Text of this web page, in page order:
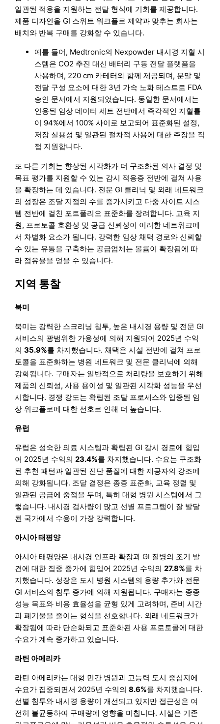
일관된 적용을 지원하는 전달 형식에 기회를 제공합니다.
제품 디자인을 GI 스위트 워크플로 제약과 맞추는 회사는
배치와 반복 구매를 강화할 수 있습니다.
예를 들어, Medtronic의 Nexpowder 내시경 지혈 시
스템은 CO2 추진 대신 배터리 구동 전달 플랫폼을
사용하며, 220 cm 카테터와 함께 제공되며, 분말 및
전달 구성 요소에 대한 3년 가속 노화 테스트로 FDA
승인 문서에서 지원되었습니다. 동일한 문서에서는
인용된 임상 데이터 세트 전반에서 즉각적인 지혈률
이 94%에서 100% 사이로 보고되어 표준화된 설정,
저장 실용성 및 일관된 절차적 사용에 대한 주장을 직
접 지원합니다.
또 다른 기회는 향상된 시각화가 더 구조화된 의사 결정 및
목표 평가를 지원할 수 있는 감시 적응증 전반에 걸쳐 사용
을 확장하는 데 있습니다. 전문 GI 클리닉 및 외래 네트워크
의 성장은 조달 지점의 수를 증가시키고 다중 사이트 시스
템 전반에 걸친 포트폴리오 표준화를 장려합니다. 교육 지
원, 프로토콜 호환성 및 공급 신뢰성이 이러한 네트워크에
서 차별화 요소가 됩니다. 강력한 임상 채택 경로와 신뢰할
수 있는 유통을 구축하는 공급업체는 볼륨이 확장됨에 따
라 점유율을 얻을 수 있습니다.
지역 통찰
북미
북미는 강력한 스크리닝 침투, 높은 내시경 용량 및 전문 GI
서비스의 광범위한 가용성에 의해 지원되어 2025년 수익
의35.9%를 차지했습니다. 채택은 시설 전반에 걸쳐 프로
토콜을 표준화하는 병원 네트워크 및 전문 클리닉에 의해
강화됩니다. 구매자는 일반적으로 처리량을 보호하기 위해
제품의 신뢰성, 사용 용이성 및 일관된 시각화 성능을 우선
시합니다. 경쟁 강도는 확립된 조달 프로세스와 입증된 임
상 워크플로에 대한 선호로 인해 더 높습니다.
유럽
유럽은 성숙한 의료 시스템과 확립된 GI 감시 경로에 힘입
어 2025년 수익의23.4%를 차지했습니다. 수요는 구조화
된 추천 패턴과 일관된 진단 품질에 대한 제공자의 강조에
의해 강화됩니다. 조달 결정은 종종 표준화, 교육 정렬 및
일관된 공급에 중점을 두며, 특히 대형 병원 시스템에서 그
렇습니다. 내시경 검사량이 많고 선별 프로그램이 잘 발달
된 국가에서 수용이 가장 강력합니다.
아시아 태평양
아시아 태평양은 내시경 인프라 확장과 GI 질병의 조기 발
견에 대한 집중 증가에 힘입어 2025년 수익의27.8%를 차
지했습니다. 성장은 도시 병원 시스템의 용량 추가와 전문
GI 서비스의 침투 증가에 의해 지원됩니다. 구매자는 종종
성능 목표와 비용 효율성을 균형 있게 고려하며, 준비 시간
과 폐기물을 줄이는 형식을 선호합니다. 외래 네트워크가
확장됨에 따라 단순화되고 표준화된 사용 프로토콜에 대한
수요가 계속 증가하고 있습니다.
라틴 아메리카
라틴 아메리카는 대형 민간 병원과 고능력 도시 중심지에
수요가 집중되면서 2025년 수익의8.6%를 차지했습니다.
선별 침투와 내시경 용량이 개선되고 있지만 접근성은 여
전히 불균등하여 구매량에 영향을 미칩니다. 시설은 기존